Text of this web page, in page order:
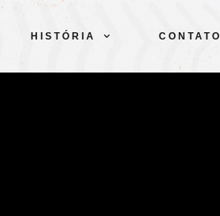
HISTÓRIA CONTATO
CLUBE